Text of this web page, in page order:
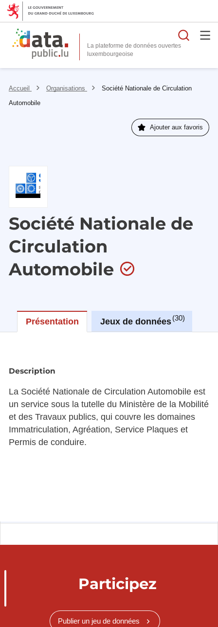
La plateforme de données ouvertes
Accueil Organisations
Société Nationale de Circulation
Automobile
Ajouter aux favoris
Société Nationale de
Circulation
Automobile
Présentation Jeux de données 30
Description
La Société Nationale de Circulation Automobile est
un service sous la tutelle du Ministère de la Mobilité
et des Travaux publics, qui couvre les domaines
Immatriculation, Agréation, Service Plaques et
Permis de conduire.
Participez
Publier un jeu de données